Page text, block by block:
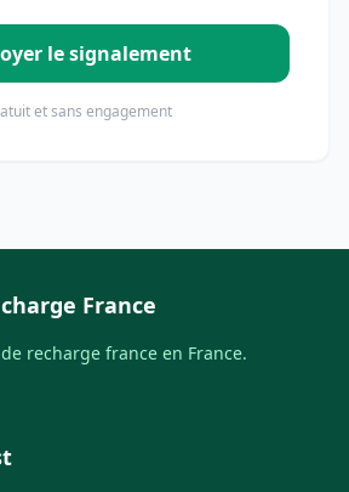
le signalement
et sans engagement
France
recharge france en France.